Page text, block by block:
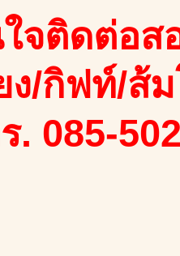
จติดต่อส
ง/กิฟท์/ส้
. 085-